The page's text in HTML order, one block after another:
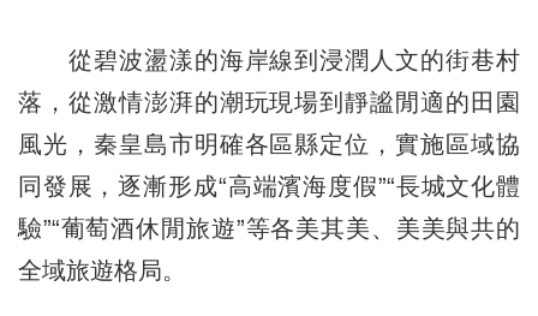
從碧波盪漾的海岸線到浸潤人文的街巷村
落，從激情澎湃的潮玩現場到靜謐閒適的田園
風光，秦皇島市明確各區縣定位，實施區域協
同發展，逐漸形成“高端濱海度假”“長城文化體
驗”“葡萄酒休閒旅遊”等各美其美、美美與共的
全域旅遊格局。